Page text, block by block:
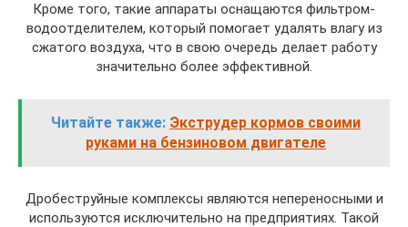
Кроме того, такие аппараты оснащаются фильтром-
водоотделителем, который помогает удалять влагу из
сжатого воздуха, что в свою очередь делает работу
значительно более эффективной.
Читайте также: Экструдер кормов своими
руками на бензиновом двигателе
Дробеструйные комплексы являются непереносными и
используются исключительно на предприятиях. Такой